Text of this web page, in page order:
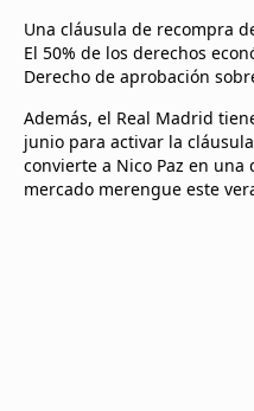
Una cláusula de recompra
El 50% de los derechos
Derecho de aprobación
Además, el Real Madrid
junio para activar la
convierte a Nico Paz en
mercado merengue este